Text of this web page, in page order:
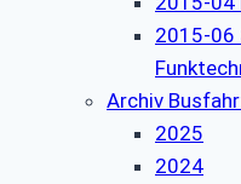
2015-06
Archiv
2025
2024